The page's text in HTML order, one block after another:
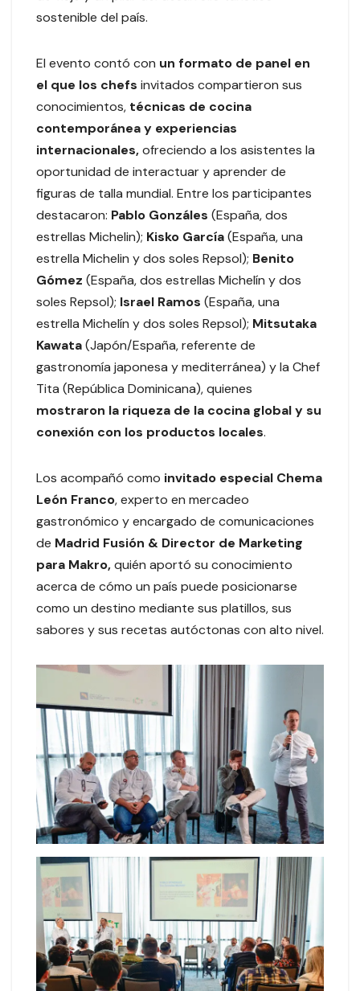
sostenible del país.
El evento contó con un formato de panel en
el que los chefs invitados compartieron sus
conocimientos, técnicas de cocina
contemporánea y experiencias
internacionales,ofreciendo a los asistentes la
oportunidad de interactuar y aprender de
figuras de talla mundial. Entre los participantes
destacaron: Pablo Gonzáles (España, dos
estrellas Michelin); Kisko García(España, una
estrella Michelin y dos soles Repsol); Benito
Gómez (España, dos estrellas Michelín y dos
soles Repsol); Israel Ramos (España, una
estrella Michelín y dos soles Repsol); Mitsutaka
Kawata(Japón/España, referente de
gastronomía japonesa y mediterránea) y la Chef
Tita (República Dominicana), quienes
mostraron la riqueza de la cocina global y su
conexión con los productos locales.
Los acompañó como invitado especial Chema
León Franco, experto en mercadeo
gastronómico y encargado de comunicaciones
de Madrid Fusión & Director de Marketing
para Makro,quién aportó su conocimiento
acerca de cómo un país puede posicionarse
como un destino mediante sus platillos, sus
sabores y sus recetas autóctonas con alto nivel.